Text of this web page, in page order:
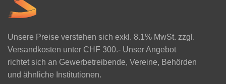
Unsere Preise verstehen sich exkl. 8.1% MwSt. zzgl.
Versandkosten unter CHF 300.- Unser Angebot
richtet sich an Gewerbetreibende, Vereine, Behörden
und ähnliche Institutionen.